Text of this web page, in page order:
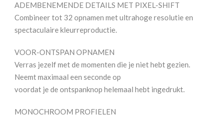
ADEMBENEMENDE DETAILS MET PIXEL-SHIFT
Combineer tot 32 opnamen met ultrahoge resolutie en
spectaculaire kleurreproductie.
VOOR-ONTSPAN OPNAMEN
Verras jezelf met de momenten die je niet hebt gezien.
Neemt maximaal een seconde op
voordat je de ontspanknop helemaal hebt ingedrukt.
MONOCHROOM PROFIELEN